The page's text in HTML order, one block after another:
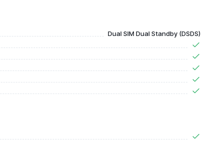
Dual SIM Dual Standby (DSDS)